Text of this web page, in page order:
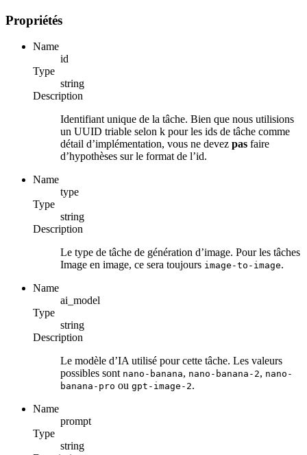
Propriétés
Name
id
Type
string
Description
Identifiant unique de la tâche. Bien que nous utilisions
un UUID triable selon k pour les ids de tâche comme
détail d’implémentation, vous ne devez pas faire
d’hypothèses sur le format de l’id.
Name
type
Type
string
Description
Le type de tâche de génération d’image. Pour les tâches
Image en image, ce sera toujours image-to-image.
Name
ai_model
Type
string
Description
Le modèle d’IA utilisé pour cette tâche. Les valeurs
possibles sont nano-banana, nano-banana-2, nano-
banana-pro ou gpt-image-2.
Name
prompt
Type
string